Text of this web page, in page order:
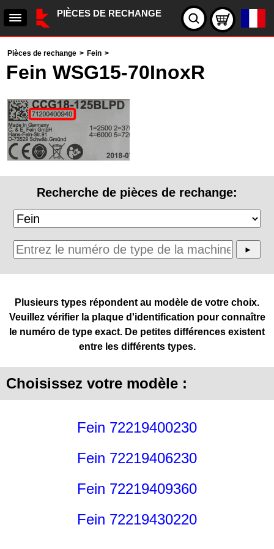
PIÈCES DE RECHANGE
Pièces de rechange > Fein >
Fein WSG15-70InoxR
Recherche de pièces de rechange:
Plusieurs types répondent au modèle de votre choix.
Veuillez vérifier la plaque d'identification pour connaître
le numéro de type exact. De petites différences existent
entre les différents types.
Choisissez votre modèle :
Fein 72219400230
Fein 72219406230
Fein 72219409360
Fein 72219430220